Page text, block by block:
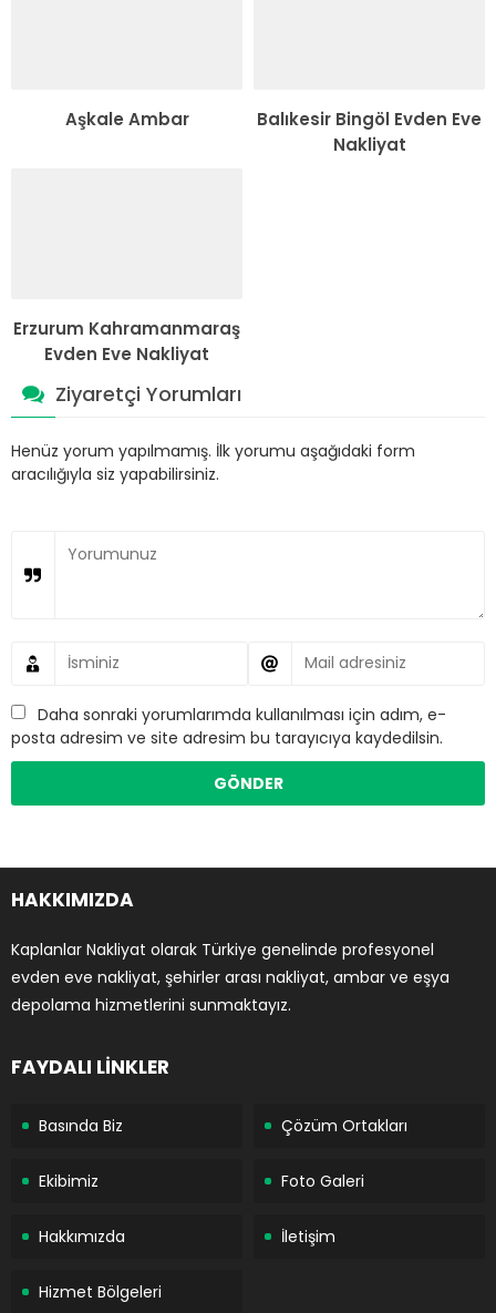
Aşkale Ambar
Balıkesir Bingöl Evden Eve
Nakliyat
Erzurum Kahramanmaraş
Evden Eve Nakliyat
Ziyaretçi Yorumları
Henüz yorum yapılmamış. İlk yorumu aşağıdaki form
aracılığıyla siz yapabilirsiniz.
Daha sonraki yorumlarımda kullanılması için adım, e-
posta adresim ve site adresim bu tarayıcıya kaydedilsin.
HAKKIMIZDA
Kaplanlar Nakliyat olarak Türkiye genelinde profesyonel
evden eve nakliyat, şehirler arası nakliyat, ambar ve eşya
depolama hizmetlerini sunmaktayız.
FAYDALI LİNKLER
Basında Biz Çözüm Ortakları
Ekibimiz Foto Galeri
Hakkımızda İletişim
Hizmet Bölgeleri